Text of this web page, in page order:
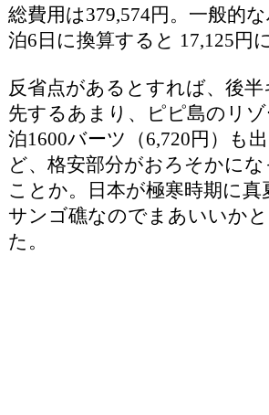
総費用は379,574円。一般的
泊6日に換算すると 17,125円
反省点があるとすれば、後
先するあまり、ピピ島のリ
泊1600バーツ（6,720円）も
ど、格安部分がおろそかに
ことか。日本が極寒時期に真
サンゴ礁なのでまあいいか
た。